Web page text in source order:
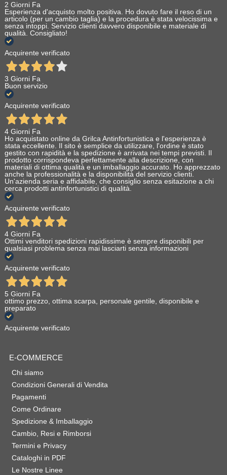
2 Giorni Fa
Esperienza d'acquisto molto positiva. Ho dovuto fare il reso di un
articolo (per un cambio taglia) e la procedura è stata velocissima e
senza intoppi. Servizio clienti davvero disponibile e materiale di
qualità. Consigliato!
Acquirente verificato
3 Giorni Fa
Buon servizio
Acquirente verificato
4 Giorni Fa
Ho acquistato online da Grilca Antinfortunistica e l'esperienza è
stata eccellente. Il sito è semplice da utilizzare, l'ordine è stato
gestito con rapidità e la spedizione è arrivata nei tempi previsti. Il
prodotto corrispondeva perfettamente alla descrizione, con
materiali di ottima qualità e un imballaggio accurato. Ho apprezzato
anche la professionalità e la disponibilità del servizio clienti.
Un'azienda seria e affidabile, che consiglio senza esitazione a chi
cerca prodotti antinfortunistici di qualità.
Acquirente verificato
4 Giorni Fa
Ottimi venditori spedizioni rapidissime è sempre disponibili per
qualsiasi problema senza mai lasciarti senza informazioni
Acquirente verificato
5 Giorni Fa
ottimo prezzo, ottima scarpa, personale gentile, disponibile e
preparato
Acquirente verificato
E-COMMERCE
Chi siamo
Condizioni Generali di Vendita
Pagamenti
Come Ordinare
Spedizione & Imballaggio
Cambio, Resi e Rimborsi
Termini e Privacy
Cataloghi in PDF
Le Nostre Linee